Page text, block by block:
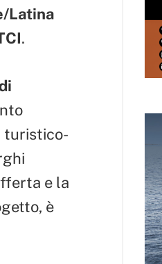
Latina
.
turistico-
e la
è